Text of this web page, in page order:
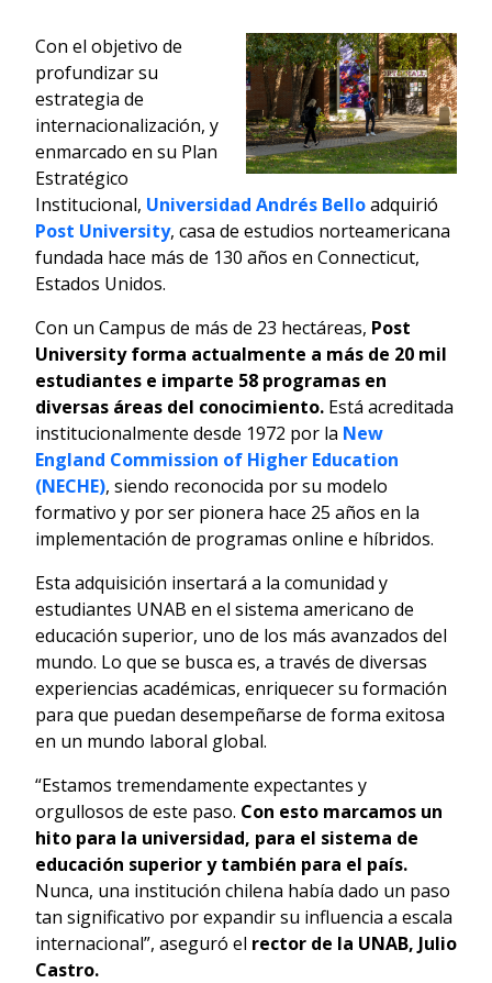
Con el objetivo de
profundizar su
estrategia de
internacionalización, y
enmarcado en su Plan
Estratégico
Institucional, Universidad Andrés Belloadquirió
Post University, casa de estudios norteamericana
fundada hace más de 130 años en Connecticut,
Estados Unidos.
Con un Campus de más de 23 hectáreas, Post
University forma actualmente a más de 20 mil
estudiantes e imparte 58 programas en
diversas áreas del conocimiento. Está acreditada
institucionalmente desde 1972 por la New
England Commission of Higher Education
(NECHE), siendo reconocida por su modelo
formativo y por ser pionera hace 25 años en la
implementación de programas online e híbridos.
Esta adquisición insertará a la comunidad y
estudiantes UNAB en el sistema americano de
educación superior, uno de los más avanzados del
mundo. Lo que se busca es, a través de diversas
experiencias académicas, enriquecer su formación
para que puedan desempeñarse de forma exitosa
en un mundo laboral global.
“Estamos tremendamente expectantes y
orgullosos de este paso. Con esto marcamos un
hito para la universidad, para el sistema de
educación superior y también para el país.
Nunca, una institución chilena había dado un paso
tan significativo por expandir su influencia a escala
internacional”, aseguró el rector de la UNAB, Julio
Castro.